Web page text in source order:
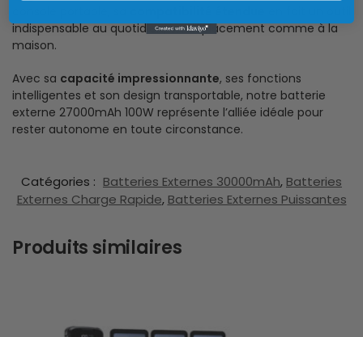
indispensable au quotidien, en déplacement comme à la
maison.
Avec sa capacité impressionnante, ses fonctions
intelligentes et son design transportable, notre batterie
externe 27000mAh 100W représente l’alliée idéale pour
rester autonome en toute circonstance.
Catégories : Batteries Externes 30000mAh, Batteries
Externes Charge Rapide, Batteries Externes Puissantes
Produits similaires